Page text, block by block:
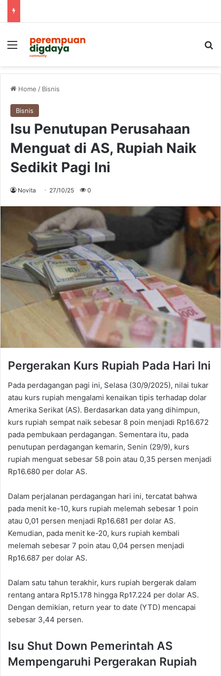
Menu
Home / Bisnis
Bisnis
Isu Penutupan Perusahaan
Menguat di AS, Rupiah Naik
Sedikit Pagi Ini
Novita 27/10/25 0
Pergerakan Kurs Rupiah Pada Hari Ini
Pada perdagangan pagi ini, Selasa (30/9/2025), nilai tukar
atau kurs rupiah mengalami kenaikan tipis terhadap dolar
Amerika Serikat (AS). Berdasarkan data yang dihimpun,
kurs rupiah sempat naik sebesar 8 poin menjadi Rp16.672
pada pembukaan perdagangan. Sementara itu, pada
penutupan perdagangan kemarin, Senin (29/9), kurs
rupiah menguat sebesar 58 poin atau 0,35 persen menjadi
Rp16.680 per dolar AS.
Dalam perjalanan perdagangan hari ini, tercatat bahwa
pada menit ke-10, kurs rupiah melemah sebesar 1 poin
atau 0,01 persen menjadi Rp16.681 per dolar AS.
Kemudian, pada menit ke-20, kurs rupiah kembali
melemah sebesar 7 poin atau 0,04 persen menjadi
Rp16.687 per dolar AS.
Dalam satu tahun terakhir, kurs rupiah bergerak dalam
rentang antara Rp15.178 hingga Rp17.224 per dolar AS.
Dengan demikian, return year to date (YTD) mencapai
sebesar 3,44 persen.
Isu Shut Down Pemerintah AS
Mempengaruhi Pergerakan Rupiah